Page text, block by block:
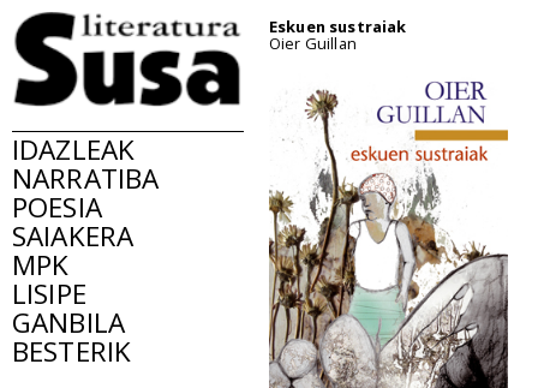
IDAZLEAK
NARRATIBA
POESIA
SAIAKERA
MPK
LISIPE
GANBILA
BESTERIK
Eskuen sustraiak
Oier Guillan